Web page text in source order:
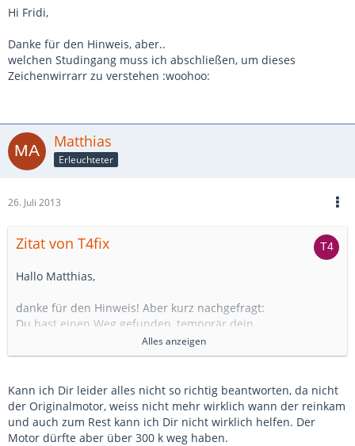
Hi Fridi,
Danke für den Hinweis, aber..
welchen Studingang muss ich abschließen, um dieses
Zeichenwirrarr zu verstehen :woohoo:
Matthias
Erleuchteter
26. Juli 2013
Zitat von T4fix
Hallo Matthias,
danke für den Hinweis! Aber kurz nachgefragt:
Du hast einen Weg gefunden, temporär dein
Notlaufproblem durch regelmäßige Pflege der VTG-Mimik zu
beheben. Aber grundsätzlich kehrt das Problem immer
Ab welcher Laufleistung trat das Problem erstmalig auf?
Laufleistung jetzt? Welches Pflegeinterwall hast du?
Welche Laufleistung hat dein Turbo?
Wie alt ist deine VP? Läuft die ohne die oft beschriebenen
Alles anzeigen
Kann ich Dir leider alles nicht so richtig beantworten, da nicht
der Originalmotor, weiss nicht mehr wirklich wann der reinkam
und auch zum Rest kann ich Dir nicht wirklich helfen. Der
Motor dürfte aber über 300 k weg haben.